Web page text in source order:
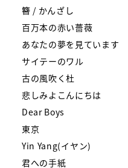
簪 / かんざし
百万本の赤い薔薇
あなたの夢を見ています
サイテーのワル
古の風吹く杜
悲しみよこんにちは
Dear Boys
東京
Yin Yang(イヤン)
君への手紙